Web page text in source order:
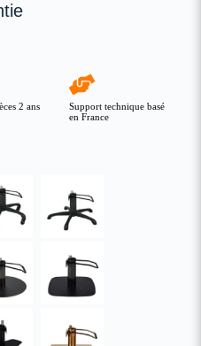
2 ans
Support technique basé
en France